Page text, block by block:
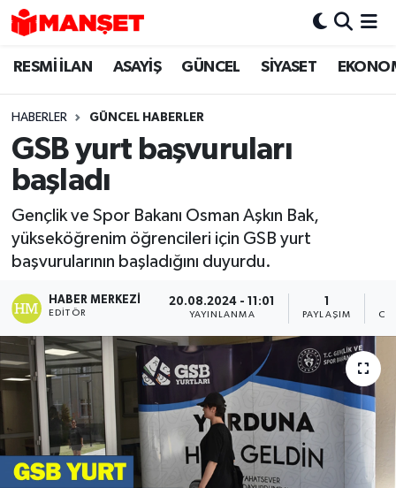
RESMİ İLAN ASAYİŞ GÜNCEL SİYASET
HABERLER GÜNCEL HABERLER
GSB yurt başvuruları
başladı
Gençlik ve Spor Bakanı Osman Aşkın Bak,
yükseköğrenim öğrencileri için GSB yurt
başvurularının başladığını duyurdu.
HABER MERKEZI
EDITÖR
20.08.2024 - 11:01
YAYINLANMA PAYLAŞIM
Hava Durumu
Trafik Durumu
Süper Lig Puan Durumu ve Fikstür
Son Dakika Haberleri
Haber Arşivi